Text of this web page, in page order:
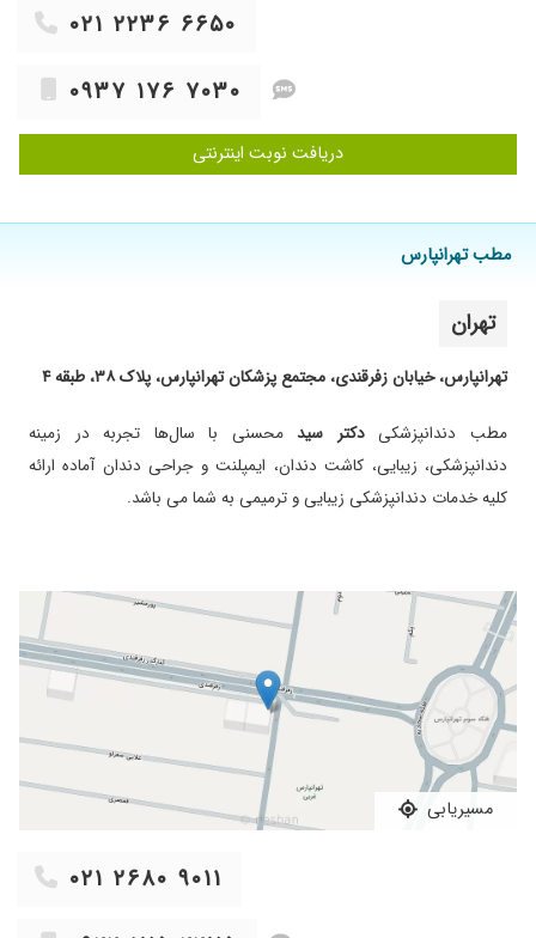
پیششون دندان پر کردم و لمینیت کردم پدرمم ام
دکتر بسیار حاذق و متشخص
با حوصله و خوش اخلاق ۱۴۰۴/۱۲/۰۲
۶واحد لمینت انجام دادم بسیار عالی و خیلی راضی
بود ک جناب دکتر محسنی کارشون مثل همیشه
پرکردن وعصب کشی ۱۴۰۳/۰۷/۳۰
ایشون در کارشون بینظیر بی نهایت بیمار و مشتری
مدار و بی نهایت با اخلاق و با مناعت طبع هستن
انجام دادم در کارشون با تجربه ترین و حاذقترین
هستن
پوسیدگی ۱۴۰۴/۰۴/۲۰
۱۴۰۳/۱۱/۱۷
عصب کشی داشتم و ترمیم ،خیلی راضی بودم
۰۲۱ ۲۲۳۶ ۶۶۵۰
۰۹۳۷ ۱۷۶ ۷۰۳۰
دریافت نوبت اینترنتی
مطب تهرانپارس
تهران
تهرانپارس، خیابان زفرقندی، مجتمع پزشکان تهرانپارس، پلاک ۳۸، طبقه ۴
مطب دندانپزشکیدکتر سیدمحسنی با سال‌ها تجربه در زمینه
دندانپزشکی، زیبایی، کاشت دندان، ایمپلنت و جراحی دندان آماده ارائه
کلیه خدمات دندانپزشکی زیبایی و ترمیمی به شما می باشد.
مسیریابی
۰۲۱ ۲۶۸۰ ۹۰۱۱